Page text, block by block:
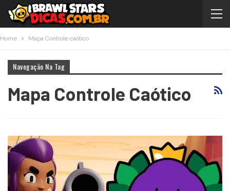
Home Mapa Controle caótico
Navegação Na Tag
Mapa Controle Caótico